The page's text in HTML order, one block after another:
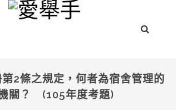
2條之規定，何者為宿舍管理的
關？ (105年度考題)